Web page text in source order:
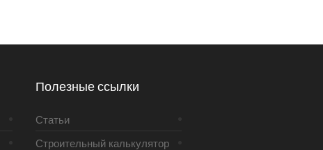
Полезные ссылки
Статьи
Строительный калькулятор